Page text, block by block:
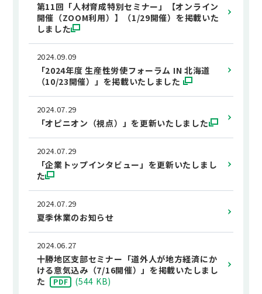
第11回「人材育成特別セミナー」【オンライン
開催（ZOOM利用）】（1/29開催）を掲載いた
しました
2024.09.09
「2024年度 生産性労使フォーラム IN 北海道
（10/23開催）」を掲載いたしました
2024.07.29
「オピニオン（視点）」を更新いたしました
2024.07.29
「企業トップインタビュー」を更新いたしまし
た
2024.07.29
夏季休業のお知らせ
2024.06.27
十勝地区支部セミナー「道外人が地方経済にか
ける意気込み（7/16開催）」を掲載いたしまし
た
PDF (544 KB)